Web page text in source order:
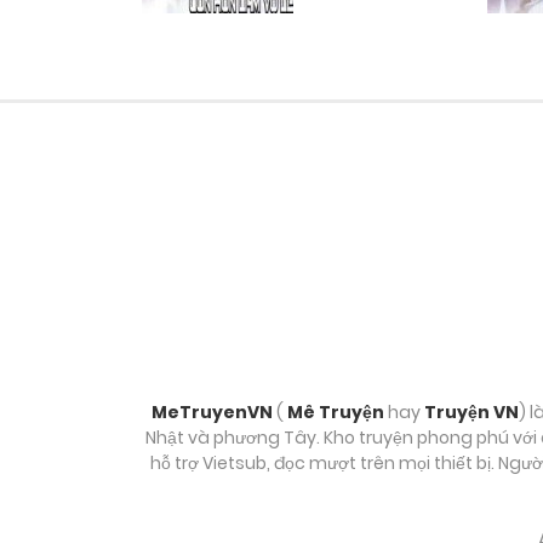
Chương 185
MeTruyenVN ( Mê Truyện hay Truyện VN)
Nhật và phương Tây. Kho truyện phong phú
hỗ trợ Vietsub, đọc mượt trên mọi thiết bị.